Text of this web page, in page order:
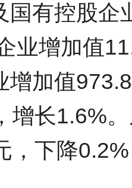
国有控股企
业增加值
增加值
增长1.6%
，下降